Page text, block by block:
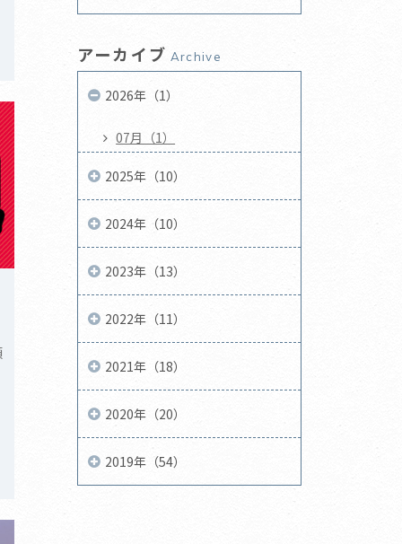
アーカイブ Archive
2026年（1）
07月（1）
2025年（10）
2024年（10）
2023年（13）
2022年（11）
2021年（18）
2020年（20）
2019年（54）